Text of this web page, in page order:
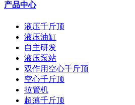
产品中心
液压千斤顶
液压油缸
自主研发
液压泵站
双作用空心千斤顶
空心千斤顶
拉管机
超薄千斤顶